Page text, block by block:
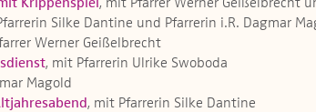
Krippenspiel , mit Pfarrer Werner Geißelbrecht
Silke Dantine und Pfarrerin i.R. Dagmar
Werner Geißelbrecht
, mit Pfarrerin Ulrike Swoboda
Magold
, mit Pfarrerin Silke Dantine